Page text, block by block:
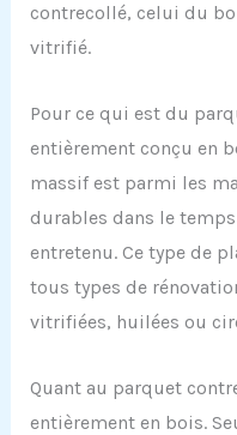
contrecollé, celui du
vitrifié.
Pour ce qui est du
entièrement conçu en
massif est parmi les
durables dans le
entretenu. Ce type de
tous types de
vitrifiées, huilées ou
Quant au parquet
entièrement en bois.